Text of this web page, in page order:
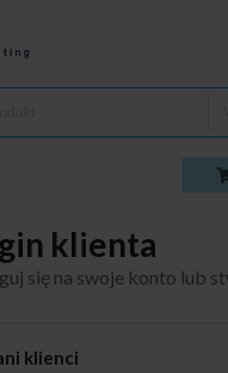
klienta
się na swoje konto lub
klienci